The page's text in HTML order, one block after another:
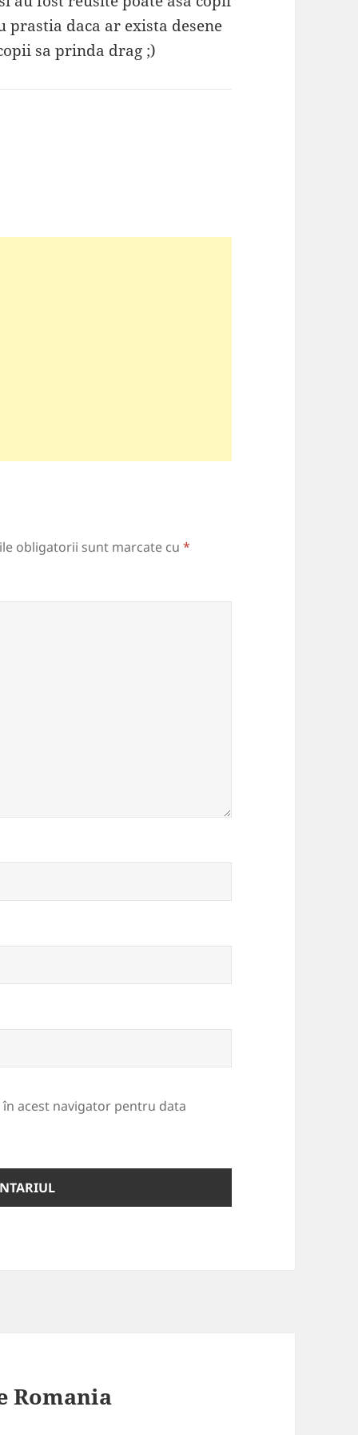
daca ar exista desene
sa prinda drag ;)
obligatorii sunt marcate cu*
în acest navigator pentru data
Romania